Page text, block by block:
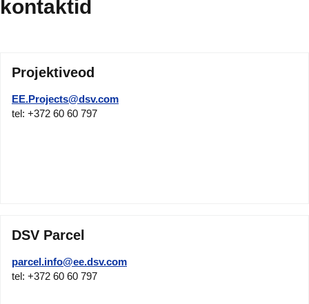
kontaktid
Projektiveod
EE.Projects@dsv.com
tel: +372 60 60 797
DSV Parcel
parcel.info@ee.dsv.com
tel: +372 60 60 797